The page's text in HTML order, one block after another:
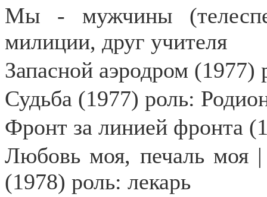
Мы - мужчины
милиции, друг учителя
Запасной аэродром
Судьба (1977) роль:
Фронт за линией фронта
Любовь моя, печаль моя
(1978) роль: лекарь